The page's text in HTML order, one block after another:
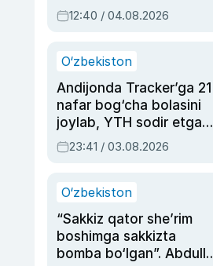
intellektni boshqara
olmay qolishidan xavotir
12:40 / 04.08.2026
O‘zbekiston
Andijonda Tracker’ga 21
nafar bog‘cha bolasini
joylab, YTH sodir etgan
ayolga sud hukmi o‘qildi
23:41 / 03.08.2026
O‘zbekiston
“Sakkiz qator she’rim
boshimga sakkizta
bomba bo‘lgan”. Abdulla